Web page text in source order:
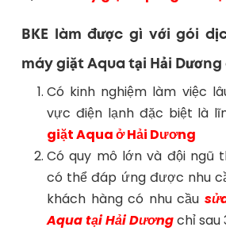
BKE làm được gì với gói
máy giặt Aqua tại Hải
Có kinh nghiệm làm việc
vực điện lạnh đặc biệt là
giặt Aqua ở Hải Dương
Có quy mô lớn và đội ngũ
có thể đáp ứng được nhu
khách hàng có nhu cầu
Aquatại Hải Dươngchỉ sau